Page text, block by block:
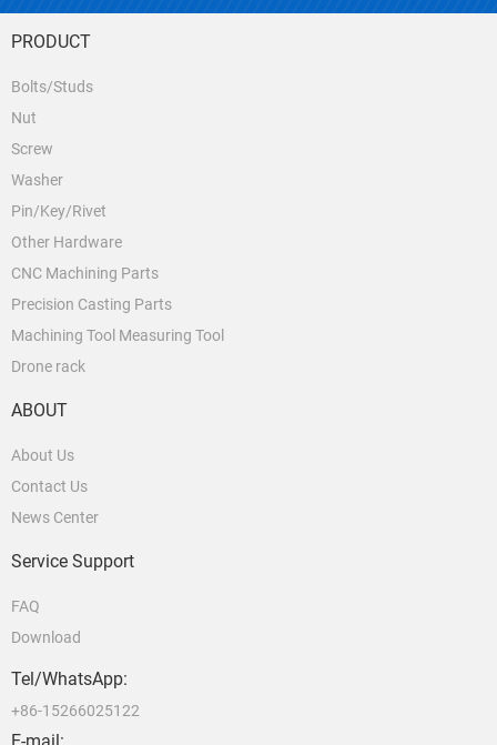
PRODUCT
Bolts/Studs
Nut
Screw
Washer
Pin/Key/Rivet
Other Hardware
CNC Machining Parts
Precision Casting Parts
Machining Tool Measuring Tool
Drone rack
ABOUT
About Us
Contact Us
News Center
Service Support
FAQ
Download
Tel/WhatsApp:
+86-15266025122